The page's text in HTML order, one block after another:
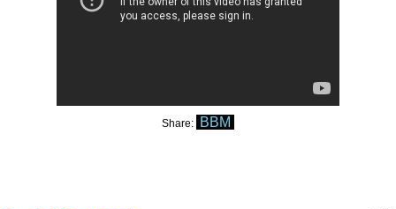
Share: BBM